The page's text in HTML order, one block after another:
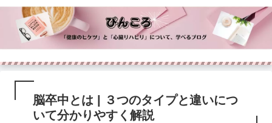
脳卒中とは | ３つのタイプと違いにつ
いて分かりやすく解説